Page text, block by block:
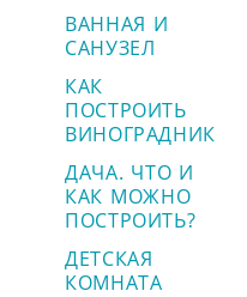
ВАННАЯ И
САНУЗЕЛ
КАК
ПОСТРОИТЬ
ВИНОГРАДНИК
ДАЧА. ЧТО И
КАК МОЖНО
ПОСТРОИТЬ?
ДЕТСКАЯ
КОМНАТА